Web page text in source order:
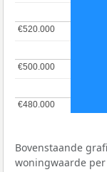
€480.000
€480.000
€500.000
€500.000
€520.000
€520.000
Bovenstaande
woningwaarde